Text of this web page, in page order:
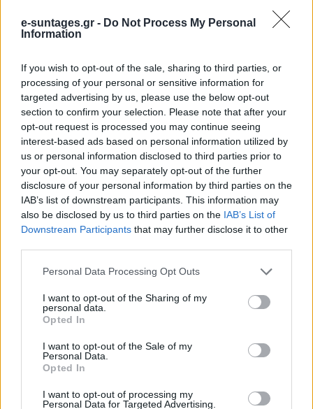
e-suntages.gr - Do Not Process My Personal
Information
If you wish to opt-out of the sale, sharing to third parties, or
processing of your personal or sensitive information for
targeted advertising by us, please use the below opt-out
section to confirm your selection. Please note that after your
opt-out request is processed you may continue seeing
interest-based ads based on personal information utilized by
us or personal information disclosed to third parties prior to
your opt-out. You may separately opt-out of the further
disclosure of your personal information by third parties on the
IAB’s list of downstream participants. This information may
also be disclosed by us to third parties on the IAB’s List of
Downstream Participants that may further disclose it to other
Please note that this website/app uses one or more Google
not limited to your visit or usage behaviour. You may click to
grant or deny consent to Google and its third-party tags to
use your data for below specified purposes in below Google
consent section.
Personal Data Processing Opt Outs
I want to opt-out of the Sharing of my
personal data.
Opted In
I want to opt-out of the Sale of my
Personal Data.
Opted In
I want to opt-out of processing my
Personal Data for Targeted Advertising.
Συνταγή για θηλάζουσες
μαμάδες: Μπισκότα θηλασμού
Επόμενο άρθρο
Μπρουσκέτες μήλου από τον
Άκη Πετρετζίκη
ΠΑΡΟΜΟΙΑ ΑΡΘΡΑ ΠΕΡΙΣΣΟΤΕΡΑ ΑΠΟ ΤΟΝ ΔΗΜΙΟΥΡΓΟ
αποχρώσεις στη διακόσμηση
Ταψί γλυκό με βανίλια και τραγανή
κάνουν τον χώρο πιο όμορφο και πιο